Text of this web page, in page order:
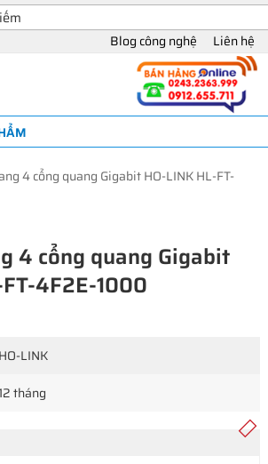
Blog công nghệ Liên hệ
4 cổng quang Gigabit HO-LINK HL-FT-
4 cổng quang Gigabit
4F2E-1000
HO-LINK
tháng